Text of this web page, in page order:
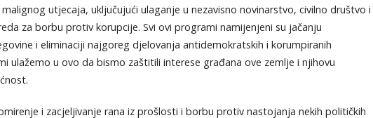
utjecaja, uključujući ulaganje u nezavisno novinarstvo, civilno društvo i
za borbu protiv korupcije. Svi ovi programi namijenjeni su jačanju
i eliminaciji najgoreg djelovanja antidemokratskih i korumpiranih
ulažemo u ovo da bismo zaštitili interese građana ove zemlje i njihovu
i zacjeljivanje rana iz prošlosti i borbu protiv nastojanja nekih političkih